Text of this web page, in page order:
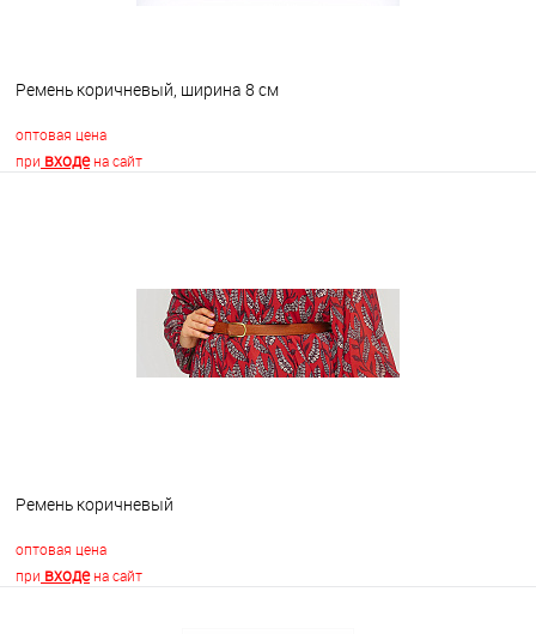
Ремень коричневый, ширина 8 см
оптовая цена
при входена сайт
В наличии
Ремень коричневый
оптовая цена
при входена сайт